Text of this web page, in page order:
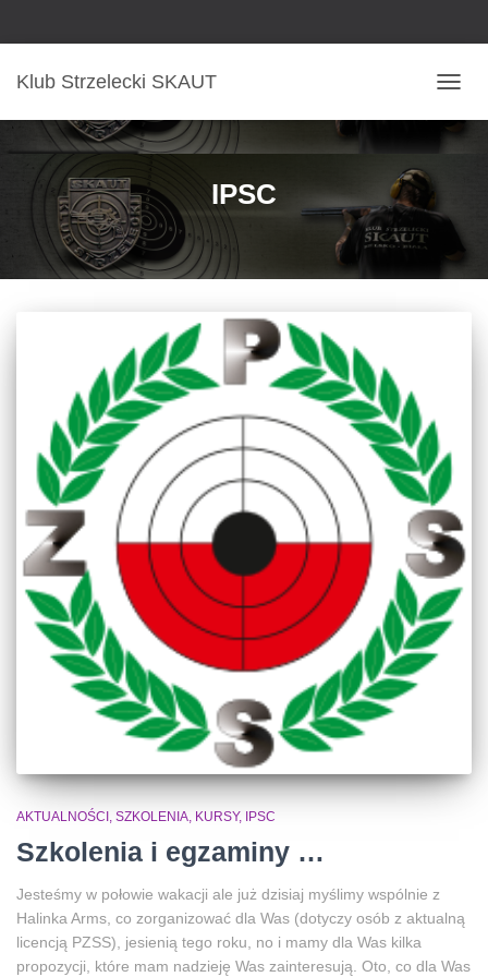
Klub Strzelecki SKAUT
IPSC
AKTUALNOŚCI, SZKOLENIA, KURSY, IPSC
Szkolenia i egzaminy …
Jesteśmy w połowie wakacji ale już dzisiaj myślimy wspólnie z
Halinka Arms, co zorganizować dla Was (dotyczy osób z aktualną
licencją PZSS), jesienią tego roku, no i mamy dla Was kilka
propozycji, które mam nadzieję Was zainteresują. Oto, co dla Was